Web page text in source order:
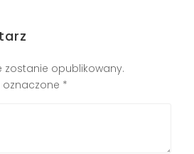
zostanie opublikowany.
*